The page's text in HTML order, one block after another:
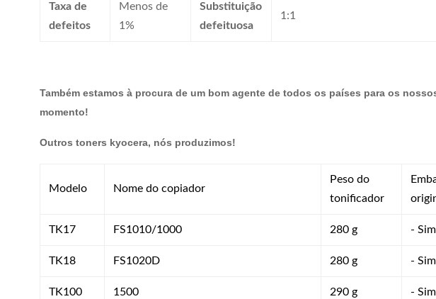
Taxa de
defeitos
Menos de
1%
Substituição
defeituosa
1:1
Também estamos à procura de um bom agente de todos os países para os
momento!
Outros toners kyocera, nós produzimos!
Modelo Nome do copiador
Peso do
tonificador
TK17 FS1010/1000 280 g -
TK18 FS1020D 280 g -
TK100 1500 290 g -